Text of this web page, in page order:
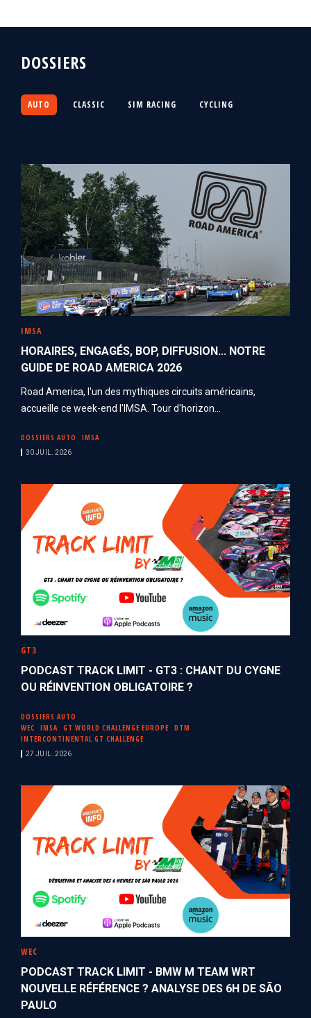
DOSSIERS
AUTO CLASSIC SIM RACING CYCLING
IMSA
HORAIRES, ENGAGÉS, BOP, DIFFUSION... NOTRE
GUIDE DE ROAD AMERICA 2026
Road America, l'un des mythiques circuits américains,
accueille ce week-end l'IMSA. Tour d'horizon...
DOSSIERS AUTO IMSA
30 JUIL. 2026
GT3
PODCAST TRACK LIMIT - GT3 : CHANT DU CYGNE
OU RÉINVENTION OBLIGATOIRE ?
DOSSIERS AUTO
WEC
IMSA GT WORLD CHALLENGE EUROPE
DTM
INTERCONTINENTAL GT CHALLENGE
27 JUIL. 2026
WEC
PODCAST TRACK LIMIT - BMW M TEAM WRT
NOUVELLE RÉFÉRENCE ? ANALYSE DES 6H DE SÃO
PAULO